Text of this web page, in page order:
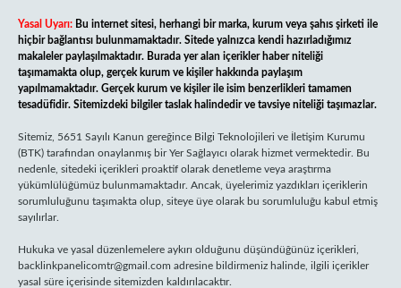
Yasal Uyarı: Bu internet sitesi, herhangi bir marka, kurum veya şahıs şirketi ile
hiçbir bağlantısı bulunmamaktadır. Sitede yalnızca kendi hazırladığımız
makaleler paylaşılmaktadır. Burada yer alan içerikler haber niteliği
taşımamakta olup, gerçek kurum ve kişiler hakkında paylaşım
yapılmamaktadır. Gerçek kurum ve kişiler ile isim benzerlikleri tamamen
tesadüfidir. Sitemizdeki bilgiler taslak halindedir ve tavsiye niteliği taşımazlar.
Sitemiz, 5651 Sayılı Kanun gereğince Bilgi Teknolojileri ve İletişim Kurumu
(BTK) tarafından onaylanmış bir Yer Sağlayıcı olarak hizmet vermektedir. Bu
nedenle, sitedeki içerikleri proaktif olarak denetleme veya araştırma
yükümlülüğümüz bulunmamaktadır. Ancak, üyelerimiz yazdıkları içeriklerin
sorumluluğunu taşımakta olup, siteye üye olarak bu sorumluluğu kabul etmiş
sayılırlar.
Hukuka ve yasal düzenlemelere aykırı olduğunu düşündüğünüz içerikleri,
backlinkpanelicomtr@gmail.com adresine bildirmeniz halinde, ilgili içerikler
yasal süre içerisinde sitemizden kaldırılacaktır.